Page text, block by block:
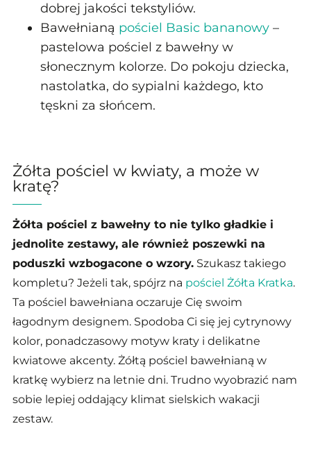
dobrej jakości tekstyliów.
Bawełnianą pościel Basic bananowy –
pastelowa pościel z bawełny w
słonecznym kolorze. Do pokoju dziecka,
nastolatka, do sypialni każdego, kto
tęskni za słońcem.
Żółta pościel w kwiaty, a może w
kratę?
Żółta pościel z bawełny to nie tylko gładkie i
jednolite zestawy, ale również poszewki na
poduszki wzbogacone o wzory. Szukasz takiego
kompletu? Jeżeli tak, spójrz na pościel Żółta Kratka.
Ta pościel bawełniana oczaruje Cię swoim
łagodnym designem. Spodoba Ci się jej cytrynowy
kolor, ponadczasowy motyw kraty i delikatne
kwiatowe akcenty. Żółtą pościel bawełnianą w
kratkę wybierz na letnie dni. Trudno wyobrazić nam
sobie lepiej oddający klimat sielskich wakacji
zestaw.